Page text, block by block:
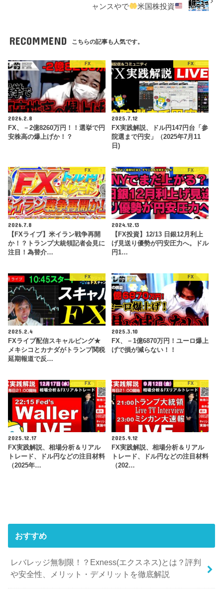
ャンスやで
米国株投資
RECOMMEND こちらの記事も人気です。
FX
2026.2.8
FX、－2億8260万円！！選挙で円
安株高の爆上げか！？
FX
2025.7.12
FX実践解説、ドル円147円台「参
院選まで円安」（2025年7月11
日)
FX
2026.7.8
【FXライブ】米イラン戦争再開
か！？トランプ大統領記者会見に
注目！為替介…
FX
2024.12.13
【FX投資】12/13 日銀12月利上
げ見送り優勢が円安圧力へ。ドル
円1…
FX
2025.2.4
FXライブ配信スキャルピング★
メキシコとカナダがトランプ関税
延期報道で反…
FX
2025.3.10
FX、－1億6870万円！ユーロ爆上
げで損が減らない！！
FX
2025.12.17
FX実践解説、相場分析＆リアル
トレード、ドル円などの注目材料
（2025年…
FX
2025.9.12
FX実践解説、相場分析＆リアル
トレード、ドル円などの注目材料
（202…
おすすめ
レバレッジ無制限！？Exness(エクスネス)とは？評判
や安全性、メリット・デメリットを徹底解説